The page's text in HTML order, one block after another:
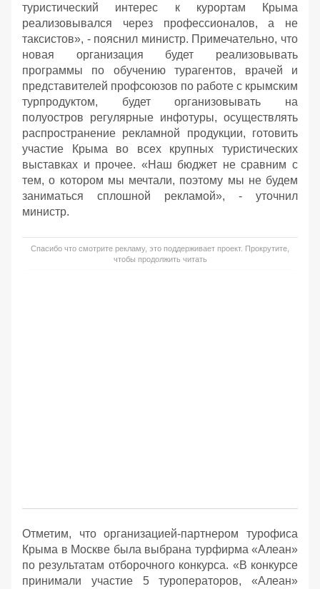
туристический интерес к курортам Крыма
реализовывался через профессионалов, а не
таксистов», - пояснил министр. Примечательно, что
новая организация будет реализовывать
программы по обучению турагентов, врачей и
представителей профсоюзов по работе с крымским
турпродуктом, будет организовывать на
полуостров регулярные инфотуры, осуществлять
распространение рекламной продукции, готовить
участие Крыма во всех крупных туристических
выставках и прочее. «Наш бюджет не сравним с
тем, о котором мы мечтали, поэтому мы не будем
заниматься сплошной рекламой», - уточнил
министр.
Спасибо что смотрите рекламу, это поддерживает проект. Прокрутите,
чтобы продолжить читать
Отметим, что организацией-партнером турофиса
Крыма в Москве была выбрана турфирма «Алеан»
по результатам отборочного конкурса. «В конкурсе
принимали участие 5 туроператоров, «Алеан»